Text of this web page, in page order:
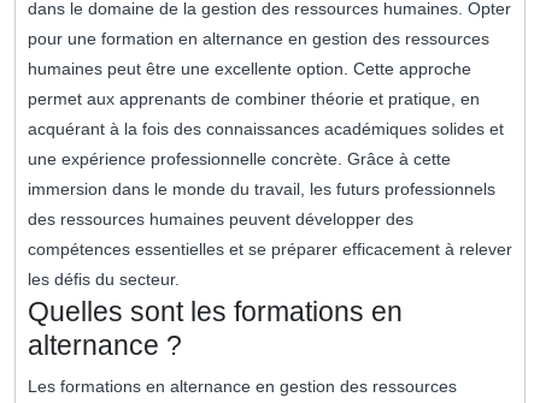
dans le domaine de la gestion des ressources humaines. Opter
pour une formation en alternance en gestion des ressources
humaines peut être une excellente option. Cette approche
permet aux apprenants de combiner théorie et pratique, en
acquérant à la fois des connaissances académiques solides et
une expérience professionnelle concrète. Grâce à cette
immersion dans le monde du travail, les futurs professionnels
des ressources humaines peuvent développer des
compétences essentielles et se préparer efficacement à relever
les défis du secteur.
Quelles sont les formations en
alternance ?
Les formations en alternance en gestion des ressources